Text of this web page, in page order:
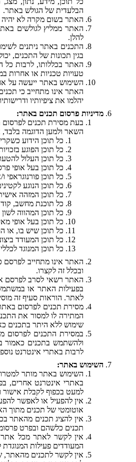
הבלעדית של הגולש באתר.
האתר בשום מקרה לא יהיה
האתר ממליץ לגולשים
להלן.
בגין תכונות של התכנים,
האתר בכללותו, לרבות כל
טעויות טכניות או אחרות
השימוש באתר ייעשה על
האתר אינו מתחייב כי
יהלמו את ציפיותיו
מדיניות פרסום תכנים באתר:
בעת מסירת תכנים לפרסום
השאר ולמען הדוגמה
כל תוכן הידוע
כל תוכן הפוגע
כל תוכן העלול
כל תוכן בעל אופי
כל תוכן פורנוגראפי
כל תוכן הנוגע
כל תוכן המזהה
כל תוכנת מחשב, קוד
כל תוכן המהווה
כל תוכן בעל אופי
כל תוכן שיש בו, או
כל תוכן המעודד
כל תוכן המנוגד
האתר אינו מתחייב
ובכלל זה לקצרו.
האתר רשאי לסרב לפרסם
בפעילות האתר או
לאתר. הוראות סעיף זה
מסירת תכנים לפרסום
המתירה לו למסור את
שימוש ללא היתר בתכנים
במסירת התכנים לפרסום
ולהשתמש בתכנים כאמור
לרבות באתרי אינטרנט
השימוש באתר:
השימוש באתר מותר
באתרי אינטרנט אחרים,
למעט בכפוף לקבלת
אוטומטי של תכנים מתוך
אין להציג תכנים מהאתר
תכנים כלשהם ובפרט
אין לקשר לאתר מכל אתר
המעודדים פעילות המנוגדת
אין לקשר לתכנים